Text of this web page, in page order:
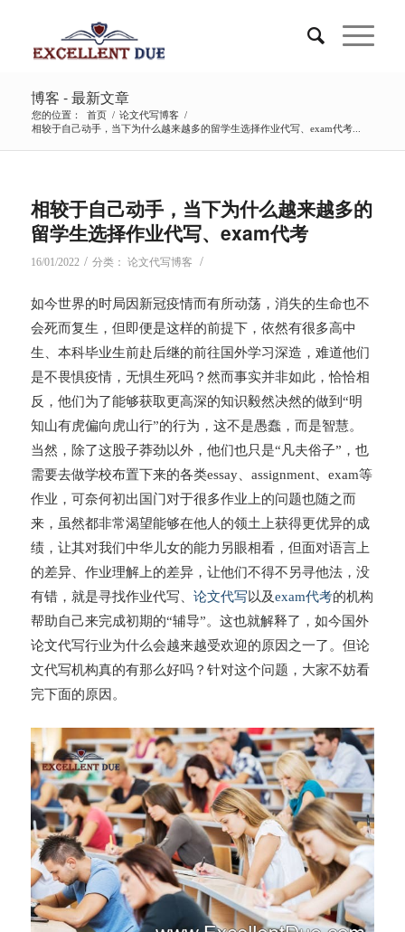
博客 - 最新文章
您的位置： 首页 / 论文代写博客 /
相较于自己动手，当下为什么越来越多的留学生选择作业代写、exam代考...
相较于自己动手，当下为什么越来越多的
留学生选择作业代写、exam代考
16/01/2022 / 分类： 论文代写博客 /
如今世界的时局因新冠疫情而有所动荡，消失的生命也不
会死而复生，但即便是这样的前提下，依然有很多高中
生、本科毕业生前赴后继的前往国外学习深造，难道他们
是不畏惧疫情，无惧生死吗？然而事实并非如此，恰恰相
反，他们为了能够获取更高深的知识毅然决然的做到“明
知山有虎偏向虎山行”的行为，这不是愚蠢，而是智慧。
当然，除了这股子莽劲以外，他们也只是“凡夫俗子”，也
需要去做学校布置下来的各类essay、assignment、exam等
作业，可奈何初出国门对于很多作业上的问题也随之而
来，虽然都非常渴望能够在他人的领土上获得更优异的成
绩，让其对我们中华儿女的能力另眼相看，但面对语言上
的差异、作业理解上的差异，让他们不得不另寻他法，没
有错，就是寻找作业代写、 论文代写以及exam代考的机构
帮助自己来完成初期的“辅导”。这也就解释了，如今国外
论文代写行业为什么会越来越受欢迎的原因之一了。但论
文代写机构真的有那么好吗？针对这个问题，大家不妨看
完下面的原因。